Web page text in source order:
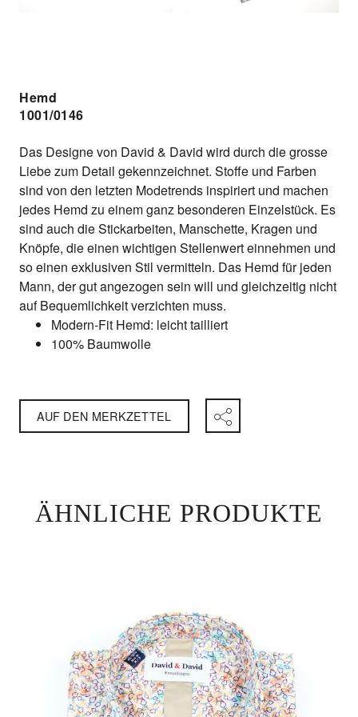
Hemd
1001/0146
Das Designe von David & David wird durch die grosse
Liebe zum Detail gekennzeichnet. Stoffe und Farben
sind von den letzten Modetrends inspiriert und machen
jedes Hemd zu einem ganz besonderen Einzelstück. Es
sind auch die Stickarbeiten, Manschette, Kragen und
Knöpfe, die einen wichtigen Stellenwert einnehmen und
so einen exklusiven Stil vermitteln. Das Hemd für jeden
Mann, der gut angezogen sein will und gleichzeitig nicht
auf Bequemlichkeit verzichten muss.
Modern-Fit Hemd: leicht tailliert
100% Baumwolle
AUF DEN MERKZETTEL
ÄHNLICHE PRODUKTE